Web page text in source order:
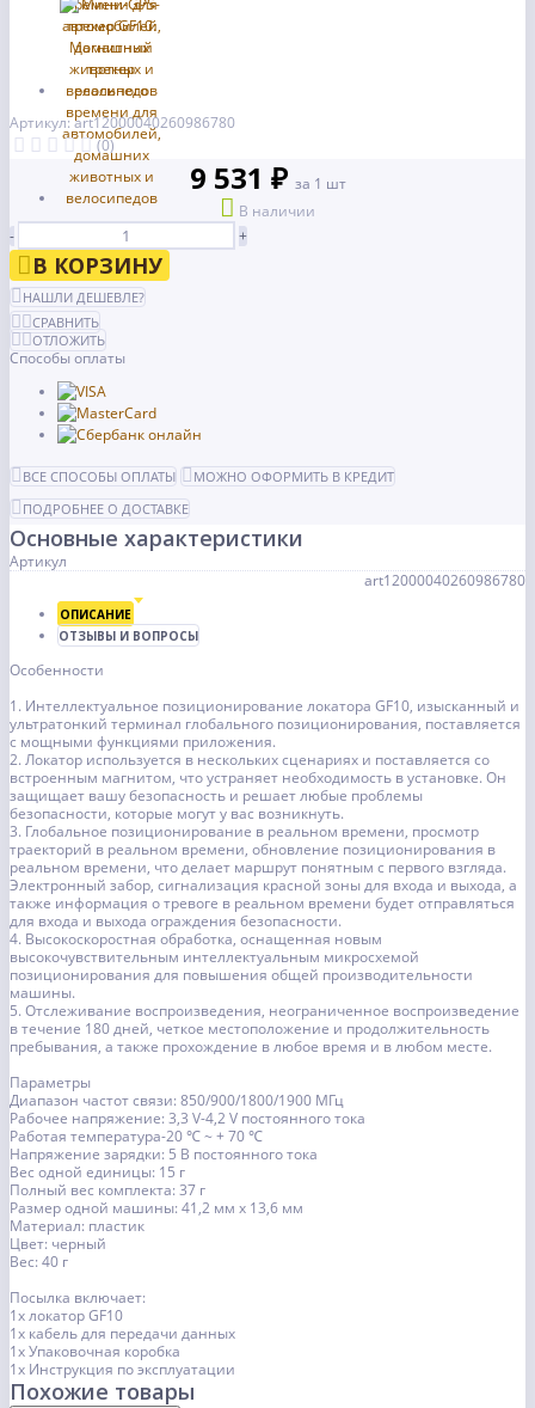
Артикул: art12000040260986780
(0)
9 531 ₽ за 1 шт
В наличии
-
+
В КОРЗИНУ
НАШЛИ ДЕШЕВЛЕ?
СРАВНИТЬ
ОТЛОЖИТЬ
Способы оплаты
ВСЕ СПОСОБЫ ОПЛАТЫ
МОЖНО ОФОРМИТЬ В КРЕДИТ
ПОДРОБНЕЕ О ДОСТАВКЕ
Основные характеристики
Артикул
art12000040260986780
ОПИСАНИЕ
ОТЗЫВЫ И ВОПРОСЫ
Особенности
1. Интеллектуальное позиционирование локатора GF10, изысканный и
ультратонкий терминал глобального позиционирования, поставляется
с мощными функциями приложения.
2. Локатор используется в нескольких сценариях и поставляется со
встроенным магнитом, что устраняет необходимость в установке. Он
защищает вашу безопасность и решает любые проблемы
безопасности, которые могут у вас возникнуть.
3. Глобальное позиционирование в реальном времени, просмотр
траекторий в реальном времени, обновление позиционирования в
реальном времени, что делает маршрут понятным с первого взгляда.
Электронный забор, сигнализация красной зоны для входа и выхода, а
также информация о тревоге в реальном времени будет отправляться
для входа и выхода ограждения безопасности.
4. Высокоскоростная обработка, оснащенная новым
высокочувствительным интеллектуальным микросхемой
позиционирования для повышения общей производительности
машины.
5. Отслеживание воспроизведения, неограниченное воспроизведение
в течение 180 дней, четкое местоположение и продолжительность
пребывания, а также прохождение в любое время и в любом месте.
Параметры
Диапазон частот связи: 850/900/1800/1900 МГц
Рабочее напряжение: 3,3 V-4,2 V постоянного тока
Работая температура-20 ℃ ~ + 70 ℃
Напряжение зарядки: 5 В постоянного тока
Вес одной единицы: 15 г
Полный вес комплекта: 37 г
Размер одной машины: 41,2 мм x 13,6 мм
Материал: пластик
Цвет: черный
Вес: 40 г
Посылка включает:
1x локатор GF10
1x кабель для передачи данных
1x Упаковочная коробка
1x Инструкция по эксплуатации
Похожие товары